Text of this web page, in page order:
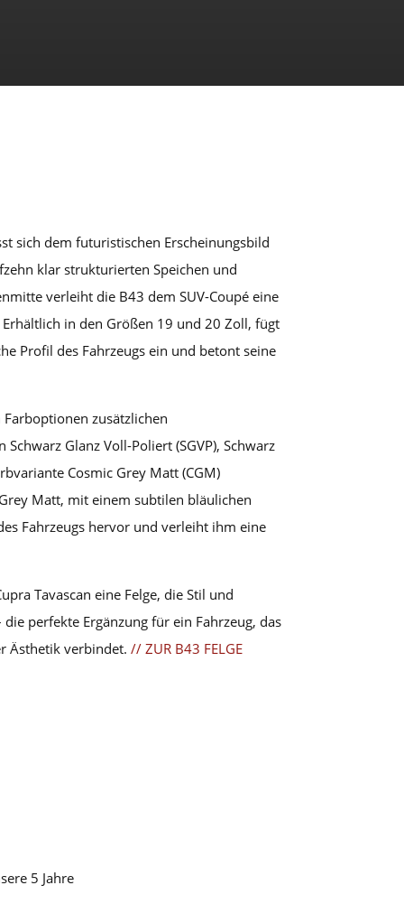
sich dem futuristischen Erscheinungsbild
klar strukturierten Speichen und
verleiht die B43 dem SUV-Coupé eine
in den Größen 19 und 20 Zoll, fügt
Profil des Fahrzeugs ein und betont seine
zusätzlichen
Glanz Voll-Poliert (SGVP), Schwarz
Cosmic Grey Matt (CGM)
Matt, mit einem subtilen bläulichen
Fahrzeugs hervor und verleiht ihm eine
Tavascan eine Felge, die Stil und
perfekte Ergänzung für ein Fahrzeug, das
Ästhetik verbindet.// ZUR B43 FELGE
5 Jahre